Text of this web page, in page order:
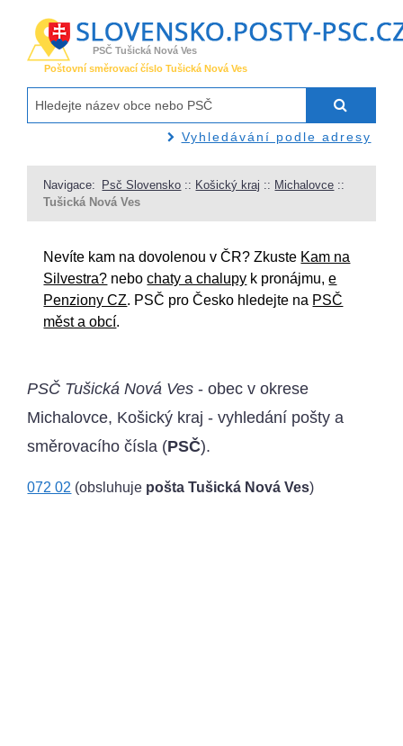
PSČ Tušická Nová Ves
Poštovní směrovací číslo Tušická Nová Ves
Vyhledávání podle adresy
Navigace: Psč Slovensko :: Košický kraj :: Michalovce ::
Tušická Nová Ves
Nevíte kam na dovolenou v ČR? Zkuste Kam na
Silvestra? nebochaty a chalupy k pronájmu,e
Penziony CZ. PSČ pro Česko hledejte na PSČ
měst a obcí.
PSČ Tušická Nová Ves - obec v okrese
Michalovce, Košický kraj - vyhledání pošty a
směrovacího čísla (PSČ).
072 02 (obsluhuje pošta Tušická Nová Ves)